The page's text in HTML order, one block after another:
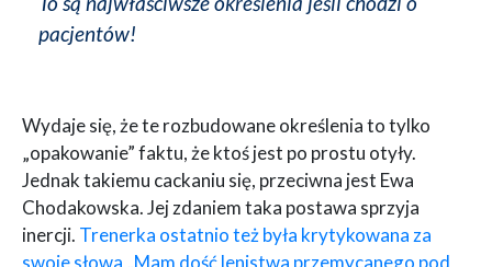
pacjentów!
Wydaje się, że te rozbudowane określenia to tylko
„opakowanie” faktu, że ktoś jest po prostu otyły.
Jednak takiemu cackaniu się, przeciwna jest Ewa
Chodakowska. Jej zdaniem taka postawa sprzyja
inercji. Trenerka ostatnio też była krytykowana za
swoje słowa „Mam dość lenistwa przemycanego pod